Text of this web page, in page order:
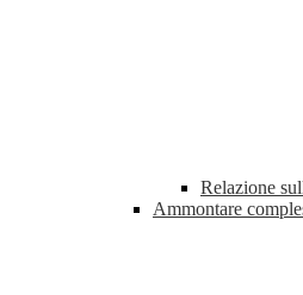
Relazione
Ammontare